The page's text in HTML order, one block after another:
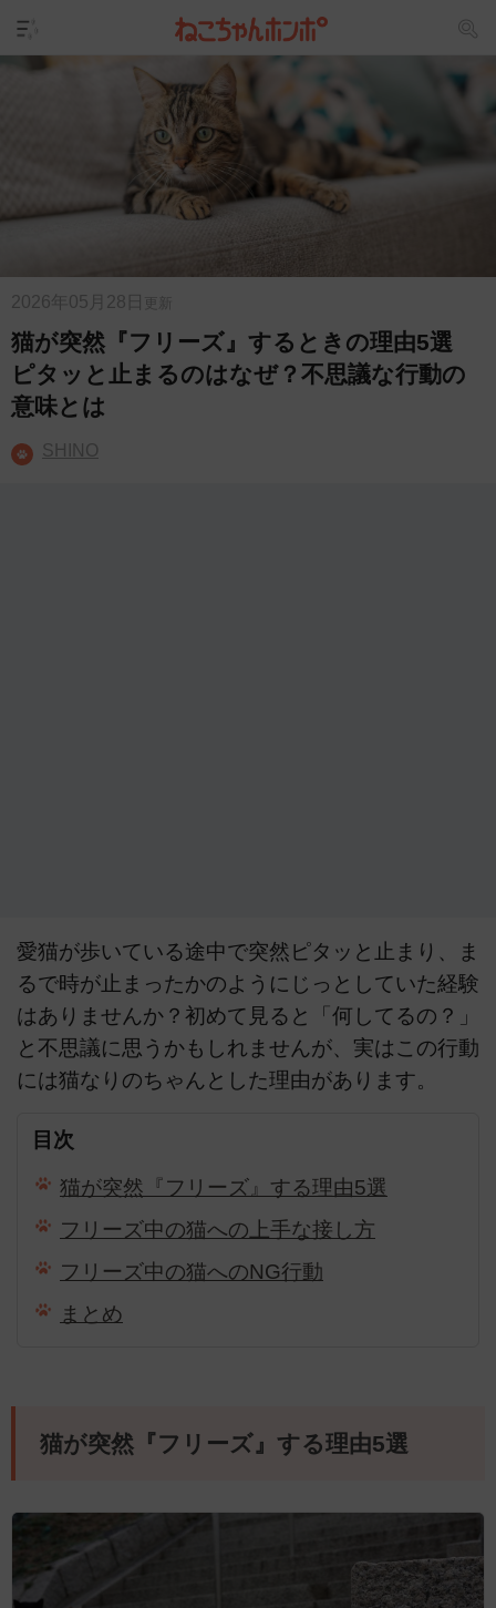
2026年05月28日 更新
猫が突然『フリーズ』するときの理由5選
ピタッと止まるのはなぜ？不思議な行動の
意味とは
SHINO
愛猫が歩いている途中で突然ピタッと止まり、ま
るで時が止まったかのようにじっとしていた経験
はありませんか？初めて見ると「何してるの？」
と不思議に思うかもしれませんが、実はこの行動
には猫なりのちゃんとした理由があります。
目次
猫が突然『フリーズ』する理由5選
フリーズ中の猫への上手な接し方
フリーズ中の猫へのNG行動
まとめ
猫が突然『フリーズ』する理由5選